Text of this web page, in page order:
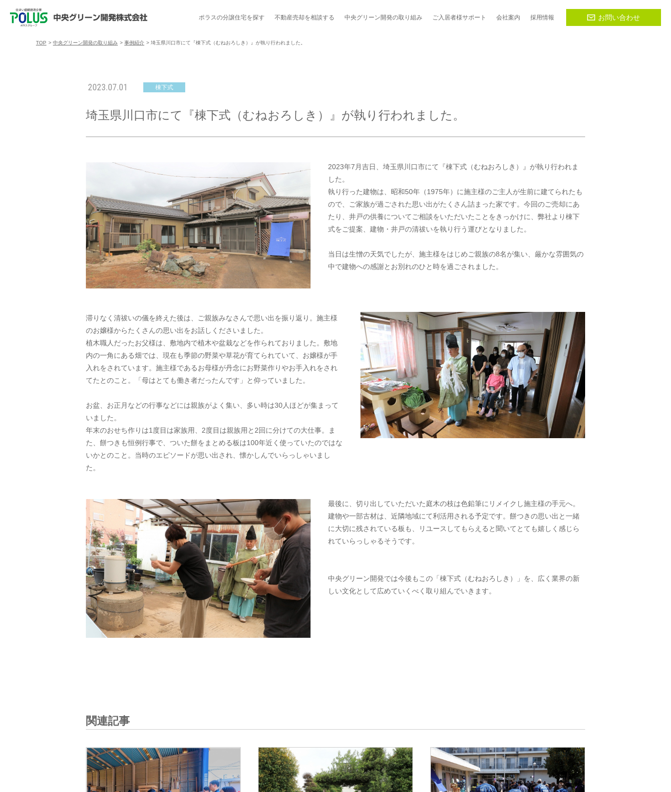
ポラスの分譲住宅を探す
ポラスの分譲住宅を探す
地図から探す
特集から探す 施工実績を見る
ご入居までの流れ ポラスのメルマガ登録
不動産売却を相談する 中央グリーン開発の取り組み
中央グリーン開発の取り組み
ご入居者様サポート 会社案内 採用情報 お問い合わせ
TOP > 中央グリーン開発の取り組み > 事例紹介 > 埼玉県川口市にて『棟下式（むねおろしき）』が執り行われました。
2023.07.01 棟下式
埼玉県川口市にて『棟下式（むねおろしき）』が執り行われました。
2023年7月吉日、埼玉県川口市にて『棟下式（むねおろしき）』が執り行われま
した。
執り行った建物は、昭和50年（1975年）に施主様のご主人が生前に建てられたも
ので、ご家族が過ごされた思い出がたくさん詰まった家です。今回のご売却にあ
たり、井戸の供養についてご相談をいただいたことをきっかけに、弊社より棟下
式をご提案、建物・井戸の清祓いを執り行う運びとなりました。
当日は生憎の天気でしたが、施主様をはじめご親族の8名が集い、厳かな雰囲気の
中で建物への感謝とお別れのひと時を過ごされました。
滞りなく清祓いの儀を終えた後は、ご親族みなさんで思い出を振り返り。施主様
のお嬢様からたくさんの思い出をお話しくださいました。
植木職人だったお父様は、敷地内で植木や盆栽などを作られておりました。敷地
内の一角にある畑では、現在も季節の野菜や草花が育てられていて、お嬢様が手
入れをされています。施主様であるお母様が丹念にお野菜作りやお手入れをされ
てたとのこと。「母はとても働き者だったんです」と仰っていました。
お盆、お正月などの行事などには親族がよく集い、多い時は30人ほどが集まって
いました。
年末のおせち作りは1度目は家族用、2度目は親族用と2回に分けての大仕事。ま
た、餅つきも恒例行事で、ついた餅をまとめる板は100年近く使っていたのではな
いかとのこと。当時のエピソードが思い出され、懐かしんでいらっしゃいまし
た。
最後に、切り出していただいた庭木の枝は色鉛筆にリメイクし施主様の手元へ。
建物や一部古材は、近隣地域にて利活用される予定です。餅つきの思い出と一緒
に大切に残されている板も、リユースしてもらえると聞いてとても嬉しく感じら
れていらっしゃるそうです。
中央グリーン開発では今後もこの「棟下式（むねおろしき）」を、広く業界の新
しい文化として広めていくべく取り組んでいきます。
関連記事